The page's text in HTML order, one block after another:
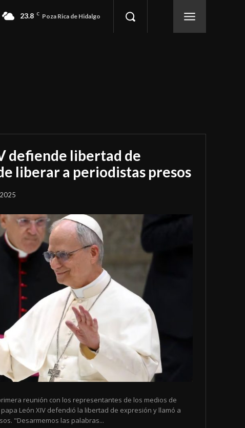
23.8 C Poza Rica de Hidalgo
defiende libertad de
liberar a periodistas presos
reunión con los representantes de los medios de
León XIV defendió la libertad de expresión y llamó a
"Desarmemos las palabras...